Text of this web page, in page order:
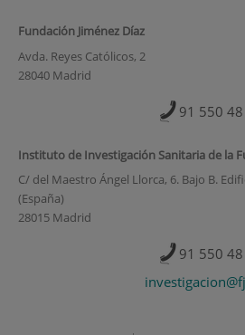
Fundación Jiménez Díaz
Avda. Reyes Católicos, 2
28040 Madrid
91 550
Instituto de Investigación Sanitaria de la
C/ del Maestro Ángel Llorca, 6. Bajo B.
(España)
28015 Madrid
91 550